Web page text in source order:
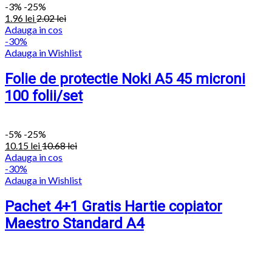
-3% -25%
1.96 lei2.02lei
Adauga in cos
-30%
Adauga in Wishlist
Folie de protectie Noki A5 45 microni
100 folii/set
-5% -25%
10.15 lei10.68lei
Adauga in cos
-30%
Adauga in Wishlist
Pachet 4+1 Gratis Hartie copiator
Maestro Standard A4